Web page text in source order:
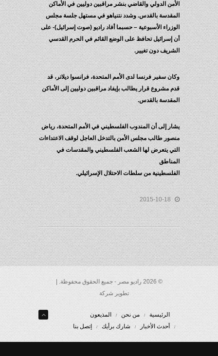
الأمن الدولي والقاضي بنشر مراقبين دوليين في الأماكن
المقدسة بالقدس. وشدد نتنياهو في مستهل جلسة مجلس
الوزراء الأسبوعية – حسبما أفاد راديو (صوت إسرائيل)- على
أن إسرائيل تحافظ على الوضع القائم في الحرم القدسي
الشريف دون تغيير.
وكان سفير فرنسا لدى الأمم المتحدة، فرانسوا ديلاتر، قد
قدم مشروع قرار يطالب بإيفاد مراقبين دوليين إلى الأماكن
المقدسة بالقدس.
يشار إلى أن المندوب الفلسطيني في الأمم المتحدة، رياض
منصور طالب مجلس الأمن بالتدخل العاجل لوقف الاعتداءات
التي يتعرض لها الشعب الفلسطيني والمقدسات في
المناطق
الفلسطينية من سلطات الاحتلال الإسرائيلي.
2015-10-18
© 2026 راديو مصر - جميع الحقوق محفوظة. |
تطوير شركة
الرئيسية من نحن
المذيعون
أحدث الأخبار
شارك برأيك إتصل بنا